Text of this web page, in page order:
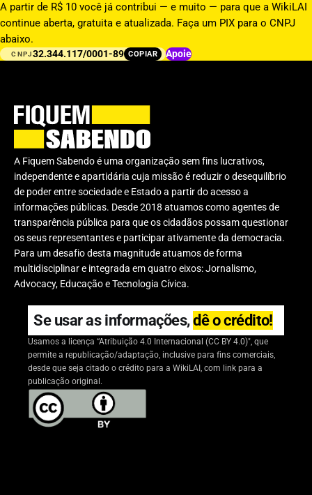
A partir de R$ 10 você já contribui — e muito — para que a WikiLAI
continue aberta, gratuita e atualizada. Faça um PIX para o CNPJ
abaixo.
CNPJ32.344.117/0001-89 COPIAR Apoie
A Fiquem Sabendo é uma organização sem fins lucrativos,
independente e apartidária cuja missão é reduzir o desequilíbrio
de poder entre sociedade e Estado a partir do acesso a
informações públicas. Desde 2018 atuamos como agentes de
transparência pública para que os cidadãos possam questionar
os seus representantes e participar ativamente da democracia.
Para um desafio desta magnitude atuamos de forma
multidisciplinar e integrada em quatro eixos: Jornalismo,
Advocacy, Educação e Tecnologia Cívica.
Se usar as informações,dê o crédito!
Usamos a licença “Atribuição 4.0 Internacional (CC BY 4.0)", que
permite a republicação/adaptação, inclusive para fins comerciais,
desde que seja citado o crédito para a WikiLAI, com link para a
publicação original.